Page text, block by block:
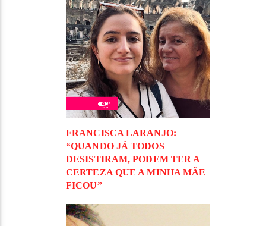
FRANCISCA LARANJO:
“QUANDO JÁ TODOS
DESISTIRAM, PODEM TER A
CERTEZA QUE A MINHA MÃE
FICOU”